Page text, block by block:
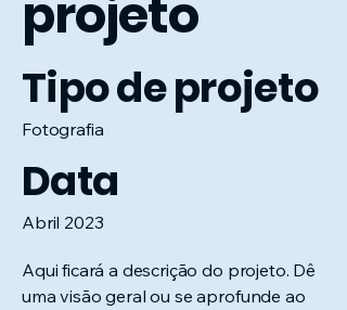
projeto
Tipo de projeto
Fotografia
Data
Abril 2023
Aqui ficará a descrição do projeto. Dê
uma visão geral ou se aprofunde ao